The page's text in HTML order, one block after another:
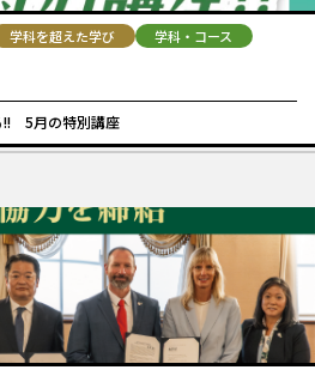
学科を超えた学び
学科・コース
!! 5月の特別講座